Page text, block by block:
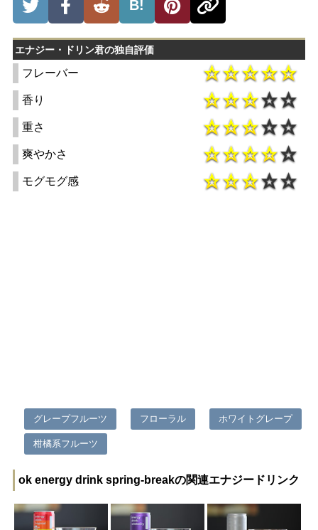
B!
エナジー・ドリン君の独自評価
フレーバー
香り
重さ
爽やかさ
モグモグ感
グレープフルーツ フローラル ホワイトグレープ
柑橘系フルーツ
ok energy drink spring-breakの関連エナジードリンク